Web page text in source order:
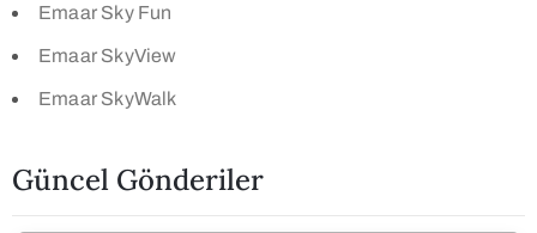
Emaar Sky Fun
Emaar SkyView
Emaar SkyWalk
Güncel Gönderiler